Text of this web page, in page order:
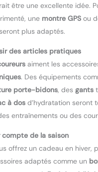
être une excellente idée.
une montre GPS ou
plus adaptés.
des articles pratiques
aiment les
. Des équipements
porte-bidons, desgants
à dos d’hydratation seront
entraînements ou des
compte de la saison
offrez un cadeau en hiver,
adaptés comme un